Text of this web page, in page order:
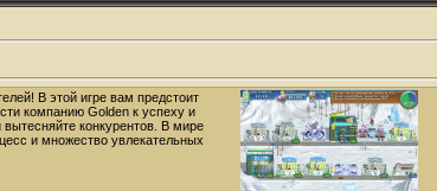
В этой игре вам предстоит
компанию Golden к успеху и
конкурентов. В мире
и множество увлекательных